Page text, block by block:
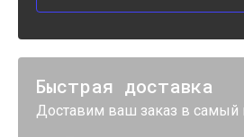
Быстрая доставка
Доставим ваш заказ в самый